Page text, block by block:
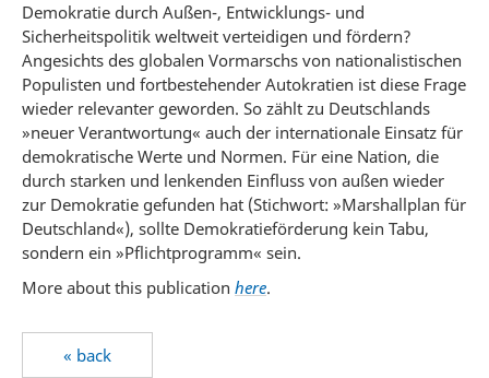
Demokratie durch Außen-, Entwicklungs- und
Sicherheitspolitik weltweit verteidigen und fördern?
Angesichts des globalen Vormarschs von nationalistischen
Populisten und fortbestehender Autokratien ist diese Frage
wieder relevanter geworden. So zählt zu Deutschlands
»neuer Verantwortung« auch der internationale Einsatz für
demokratische Werte und Normen. Für eine Nation, die
durch starken und lenkenden Einfluss von außen wieder
zur Demokratie gefunden hat (Stichwort: »Marshallplan für
Deutschland«), sollte Demokratieförderung kein Tabu,
sondern ein »Pflichtprogramm« sein.
More about this publication here.
« back